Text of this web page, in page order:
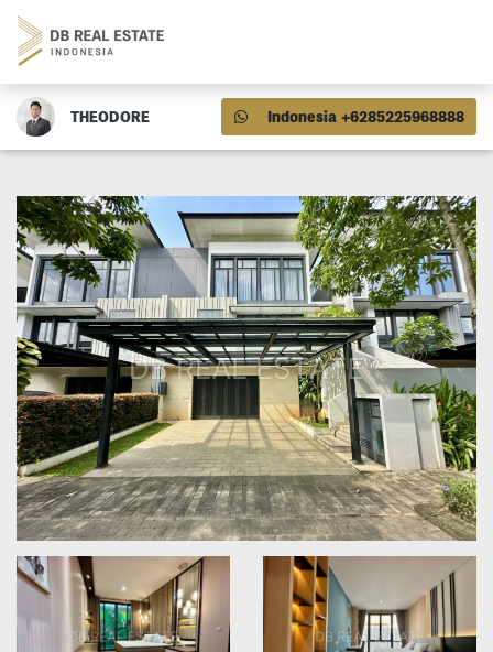
THEODORE Indonesia +6285225968888